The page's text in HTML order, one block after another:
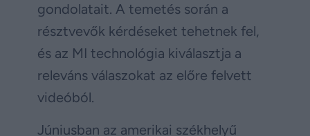
gondolatait. A temetés során a
résztvevők kérdéseket tehetnek fel,
és az MI technológia kiválasztja a
releváns válaszokat az előre felvett
videóból.
Júniusban az amerikai székhelyű